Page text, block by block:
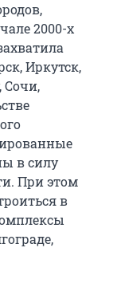
2000-х
Иркутск,
Сочи,
в силу
При этом
в